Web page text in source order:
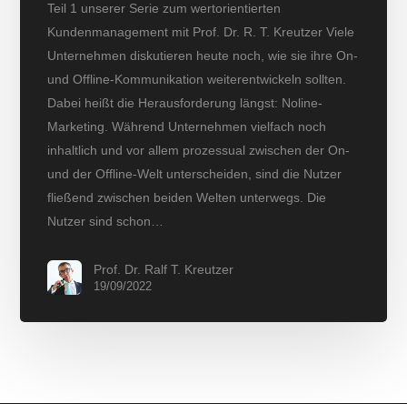
Teil 1 unserer Serie zum wertorientierten
Kundenmanagement mit Prof. Dr. R. T. Kreutzer Viele
Unternehmen diskutieren heute noch, wie sie ihre On-
und Offline-Kommunikation weiterentwickeln sollten.
Dabei heißt die Herausforderung längst: Noline-
Marketing. Während Unternehmen vielfach noch
inhaltlich und vor allem prozessual zwischen der On-
und der Offline-Welt unterscheiden, sind die Nutzer
fließend zwischen beiden Welten unterwegs. Die
Nutzer sind schon…
Prof. Dr. Ralf T. Kreutzer
19/09/2022